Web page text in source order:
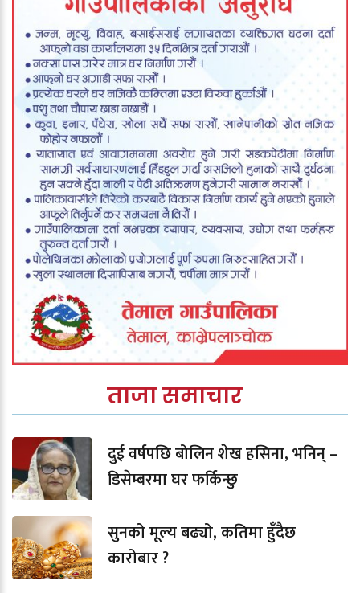
ताजा समाचार
दुई वर्षपछि बोलिन शेख हसिना, भनिन् –
डिसेम्बरमा घर फर्किन्छु
सुनको मूल्य बढ्यो, कतिमा हुँदैछ
कारोबार ?